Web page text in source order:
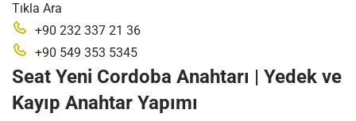
Tıkla Ara
+90 232 337 21 36
+90 549 353 5345
Seat Yeni Cordoba Anahtarı | Yedek ve
Kayıp Anahtar Yapımı